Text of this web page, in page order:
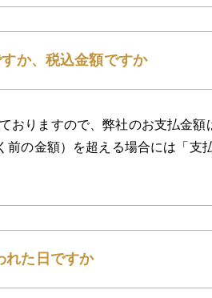
か、税込金額ですか
りますので、弊社のお支払金額
の金額）を超える場合には「支
れた日ですか